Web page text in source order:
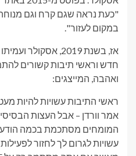
"כעת נראה שגם קרח וגם
במקום לעזור".
אז, בשנת 2019,
חדש וראשי תיבות קשורים
ואהבה, המייצגים:
אמר וורדן – אבל העצות
המומחים מסתכמת בכמה
עשויות לגרום לך לחזור